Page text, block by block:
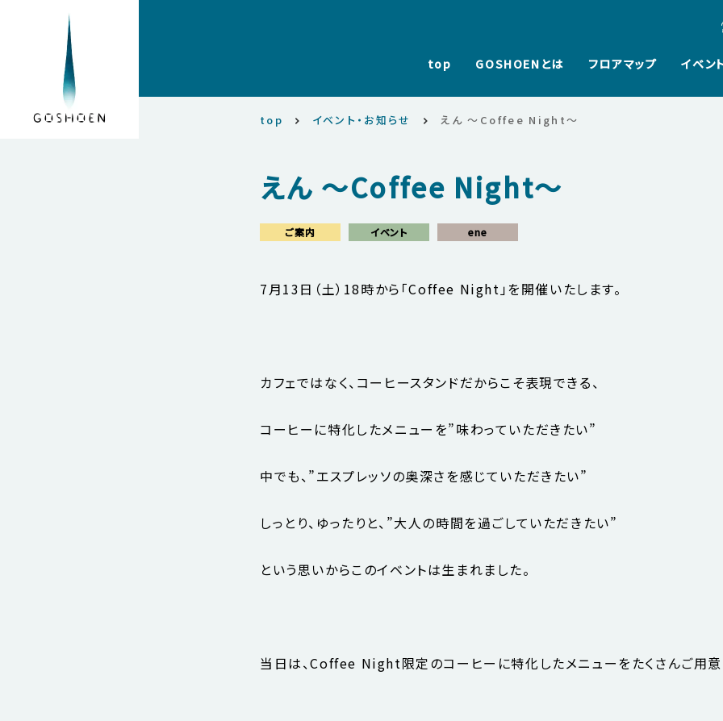
top GOSHOENとは フロアマップ イベン
top イベント・お知らせ えん 〜Coffee Night〜
えん 〜Coffee Night〜
ご案内 イベント ene
7月13日（土）18時から「Coffee Night」を開催いたします。
カフェではなく、コーヒースタンドだからこそ表現できる、
コーヒーに特化したメニューを”味わっていただきたい”
中でも、”エスプレッソの奥深さを感じていただきたい”
しっとり、ゆったりと、”大人の時間を過ごしていただきたい”
という思いからこのイベントは生まれました。
当日は、Coffee Night限定のコーヒーに特化したメニューをたくさんご用意